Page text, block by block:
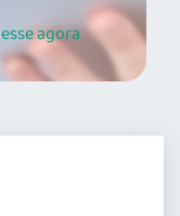
agora